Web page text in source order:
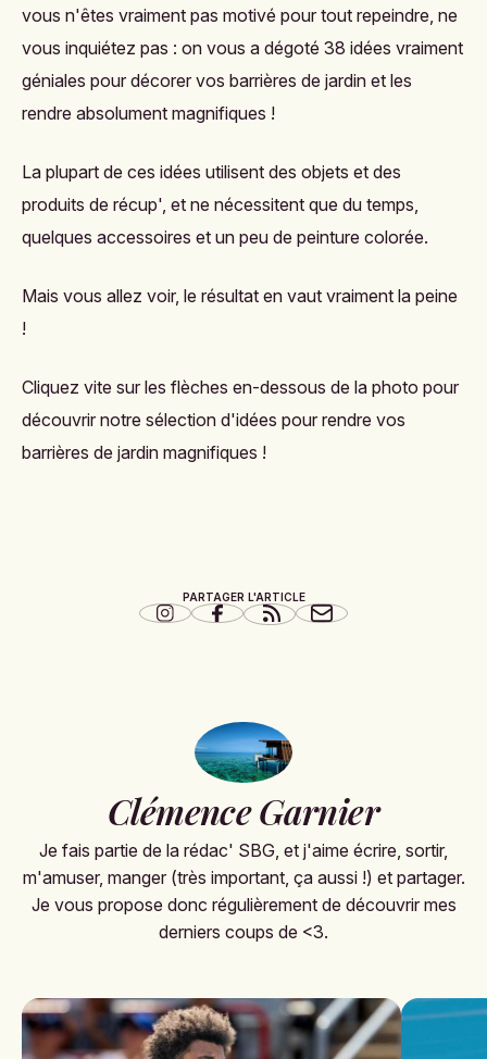
vous n'êtes vraiment pas motivé pour tout repeindre, ne
vous inquiétez pas : on vous a dégoté 38 idées vraiment
géniales pour décorer vos barrières de jardin et les
rendre absolument magnifiques !
La plupart de ces idées utilisent des objets et des
produits de récup', et ne nécessitent que du temps,
quelques accessoires et un peu de peinture colorée.
Mais vous allez voir, le résultat en vaut vraiment la peine
!
Cliquez vite sur les flèches en-dessous de la photo pour
découvrir notre sélection d'idées pour rendre vos
barrières de jardin magnifiques !
PARTAGER L'ARTICLE
Clémence Garnier
Je fais partie de la rédac' SBG, et j'aime écrire, sortir,
m'amuser, manger (très important, ça aussi !) et partager.
Je vous propose donc régulièrement de découvrir mes
derniers coups de <3.